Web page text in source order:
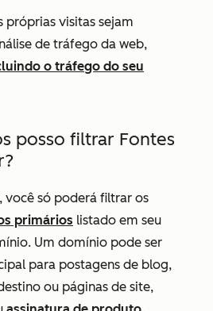
próprias visitas sejam
de tráfego da web,
o tráfego do seu
posso filtrar Fontes
você só poderá filtrar os
primários listado em seu
Um domínio pode ser
para postagens de blog,
ou páginas de site,